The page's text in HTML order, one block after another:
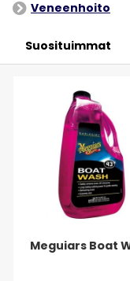
Veneenhoito
Meguiars Boat